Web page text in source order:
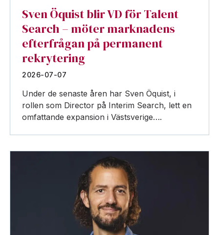
Sven Öquist blir VD för Talent
Search – möter marknadens
efterfrågan på permanent
rekrytering
2026-07-07
Under de senaste åren har Sven Öquist, i
rollen som Director på Interim Search, lett en
omfattande expansion i Västsverige….